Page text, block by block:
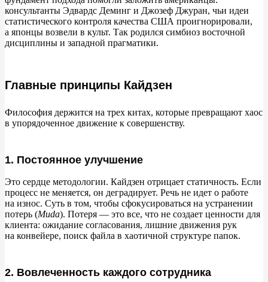
Заключение
консультанты Эдвардс Деминг и Джозеф Джуран, чьи идеи
статистического контроля качества США проигнорировали,
а японцы возвели в культ. Так родился симбиоз восточной
дисциплины и западной прагматики.
Главные принципы Кайдзен
Философия держится на трех китах, которые превращают хаос
в упорядоченное движение к совершенству.
1. Постоянное улучшение
Это сердце методологии. Кайдзен отрицает статичность. Если
процесс не меняется, он деградирует. Речь не идет о работе
на износ. Суть в том, чтобы сфокусироваться на устранении
потерь (Muda). Потеря — это все, что не создает ценности для
клиента: ожидание согласования, лишние движения рук
на конвейере, поиск файла в хаотичной структуре папок.
2. Вовлеченность каждого сотрудника